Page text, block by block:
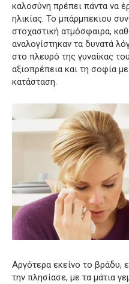
καλοσύνη πρέπει πάντα να
ηλικίας. Το μπάρμπεκιου
στοχαστική ατμόσφαιρα,
αναλογίστηκαν τα δυνατά
στο πλευρό της γυναίκας
αξιοπρέπεια και τη σοφία
κατάσταση.
Αργότερα εκείνο το βράδυ,
την πλησίασε, με τα μάτια